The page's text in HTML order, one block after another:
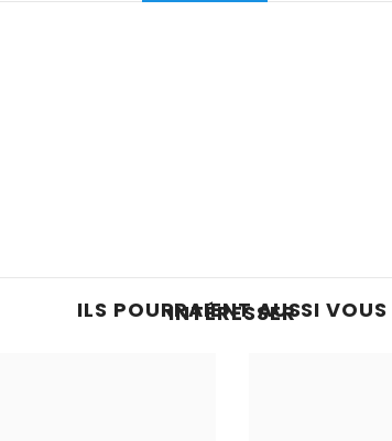
ILS POURRAIENT AUSSI VOUS
INTÉRESSER